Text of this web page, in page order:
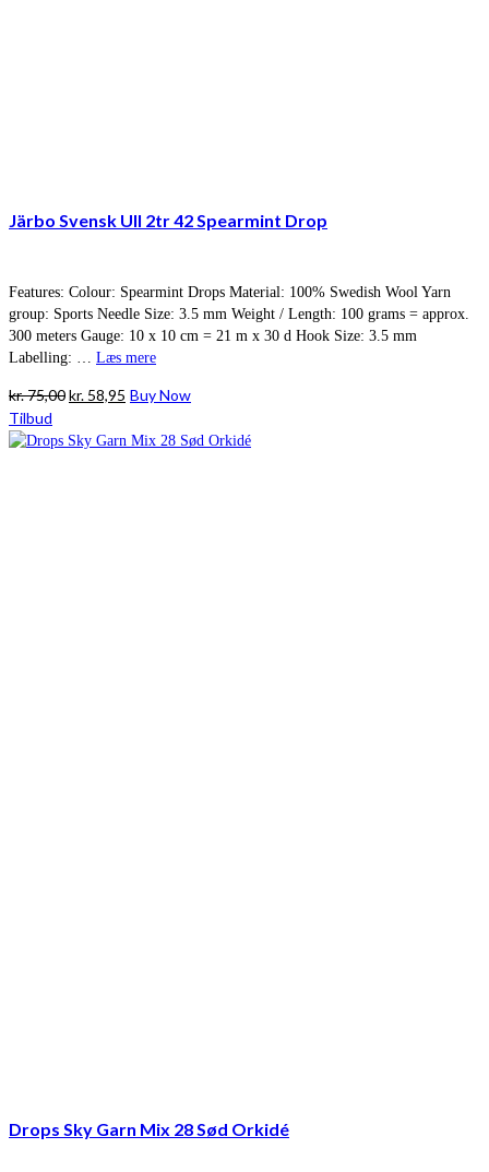
Järbo Svensk Ull 2tr 42 Spearmint Drop
Features: Colour: Spearmint Drops Material: 100% Swedish Wool Yarn
group: Sports Needle Size: 3.5 mm Weight / Length: 100 grams = approx.
300 meters Gauge: 10 x 10 cm = 21 m x 30 d Hook Size: 3.5 mm
Labelling: … Læs mere
kr.75,00Den
pris
kr. 58,95 Den
pris
Buy Now
Tilbud
Drops Sky Garn Mix 28 Sød Orkidé